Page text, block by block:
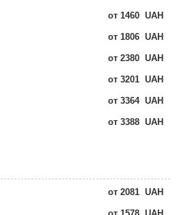
от 1460 UAH
от 1806 UAH
от 2380 UAH
от 3201 UAH
от 3364 UAH
от 3388 UAH
от 2081 UAH
от 1578 UAH